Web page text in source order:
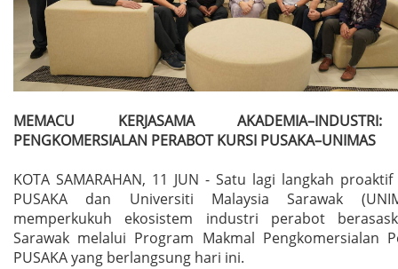
MEMACU KERJASAMA
PENGKOMERSIALAN PERABOT KURSI PUSAKA–UNIMAS
KOTA SAMARAHAN, 11 JUN - Satu lagi langkah
PUSAKA dan Universiti Malaysia Sarawak
memperkukuh ekosistem industri perabot
Sarawak melalui Program Makmal Pengkomersialan
PUSAKA yang berlangsung hari ini.